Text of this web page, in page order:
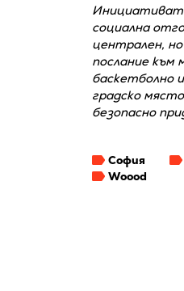
социална
централен, но
послание към
баскетболно
градско
безопасно
София
Woood